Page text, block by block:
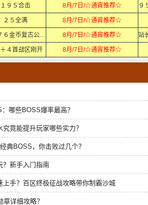
１９５合击 8月/7日/☆通宵推荐☆
２５全满 8月/7日/☆通宵推荐☆
１．７６金币复古公益服 8月/7日/☆通宵推荐☆
４首战区刚开 8月/7日/☆通宵推荐☆
哪些BOSS爆率最高？
竟能提升玩家哪些实力？
典BOSS，你击败过几个？
？新手入门指南
上手？百区终极征战攻略带你制霸沙城
详细攻略？